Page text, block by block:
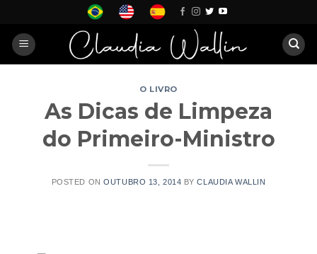
content
O LIVRO
As Dicas de Limpeza
do Primeiro-Ministro
POSTED ONOUTUBRO 13, 2014 BYCLAUDIA WALLIN